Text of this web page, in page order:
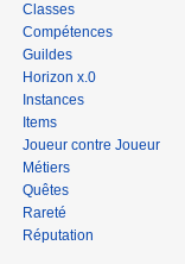
Classes
Compétences
Guildes
Horizon x.0
Instances
Items
Joueur contre Joueur
Métiers
Quêtes
Rareté
Réputation